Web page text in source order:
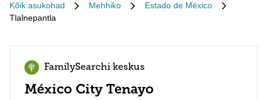
Kõik asukohad Mehhiko
Estado de México
Tlalnepantla
FamilySearchi keskus
México City Tenayo